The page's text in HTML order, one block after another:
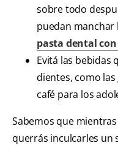
sobre todo
puedan manchar
pasta dental
Evitá las bebidas
dientes, como
café para los
Sabemos que
querrás inculcarles un